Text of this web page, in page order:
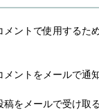
メントで使用するた
メントをメールで通
稿をメールで受け取